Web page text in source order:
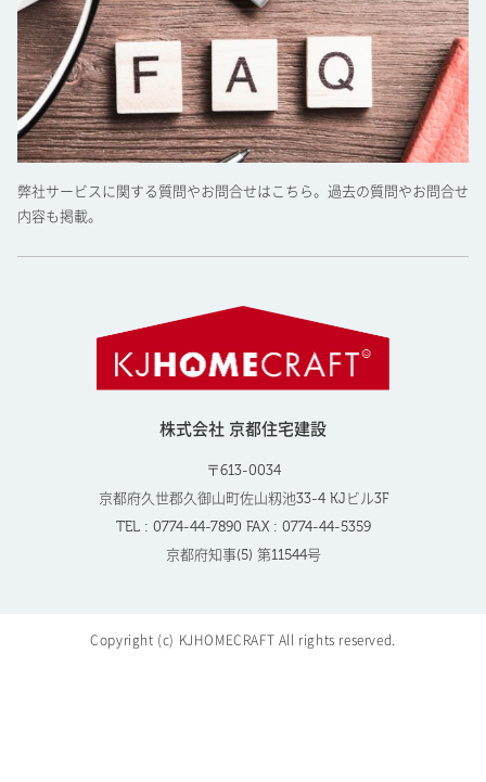
弊社サービスに関する質問やお問合せはこちら。過去の質問やお問合せ
内容も掲載。
株式会社 京都住宅建設
〒613-0034
京都府久世郡久御山町佐山籾池33-4 KJビル3F
TEL : 0774-44-7890 FAX : 0774-44-5359
京都府知事(5) 第11544号
Copyright (c) KJHOMECRAFT All rights reserved.